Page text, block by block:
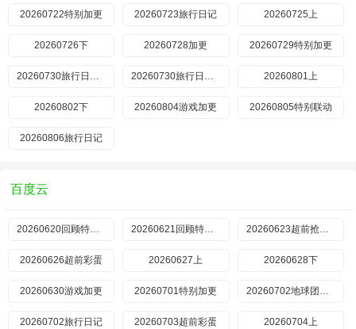
20260722特别加更 20260723旅行日记 20260725上
20260726下 20260728加更 20260729特别加更
20260801上
20260802下 20260804游戏加更 20260805特别联动
20260806旅行日记
百度云
20260620回顾特辑上 20260621回顾特辑下 20260623超前抢鲜看
20260626超前彩蛋 20260627上 20260628下
20260630游戏加更 20260701特别加更 20260702地球团集结前
20260702旅行日记 20260703超前彩蛋 20260704上